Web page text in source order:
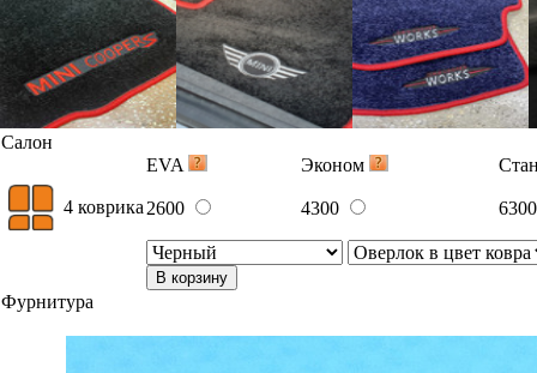
Салон
EVA
Эконом
4 коврика 2600 4300
В корзину
Фурнитура